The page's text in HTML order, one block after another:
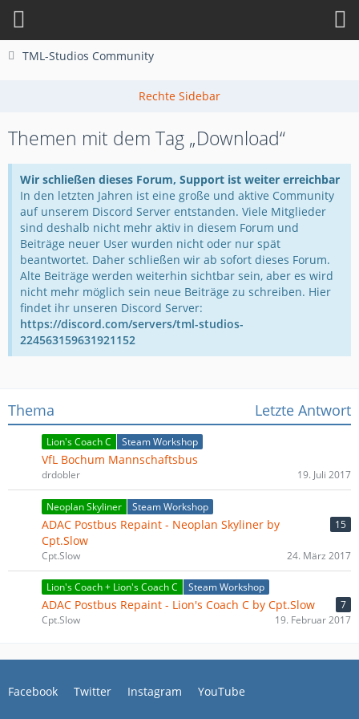
TML-Studios Community
Themen mit dem Tag „Download“
Wir schließen dieses Forum, Support ist weiter erreichbar
In den letzten Jahren ist eine große und aktive Community
auf unserem Discord Server entstanden. Viele Mitglieder
sind deshalb nicht mehr aktiv in diesem Forum und
Beiträge neuer User wurden nicht oder nur spät
beantwortet. Daher schließen wir ab sofort dieses Forum.
Alte Beiträge werden weiterhin sichtbar sein, aber es wird
nicht mehr möglich sein neue Beiträge zu schreiben. Hier
findet ihr unseren Discord Server:
https://discord.com/servers/tml-studios-
224563159631921152
Thema Letzte Antwort
Lion's Coach C Steam Workshop
VfL Bochum Mannschaftsbus
drdobler 19. Juli 2017
Neoplan Skyliner Steam Workshop
ADAC Postbus Repaint - Neoplan Skyliner by
Cpt.Slow
15
Cpt.Slow 24. März 2017
Lion's Coach + Lion's Coach C Steam Workshop
ADAC Postbus Repaint - Lion's Coach C by Cpt.Slow
7
Cpt.Slow
19. Februar 2017
Facebook Twitter Instagram YouTube